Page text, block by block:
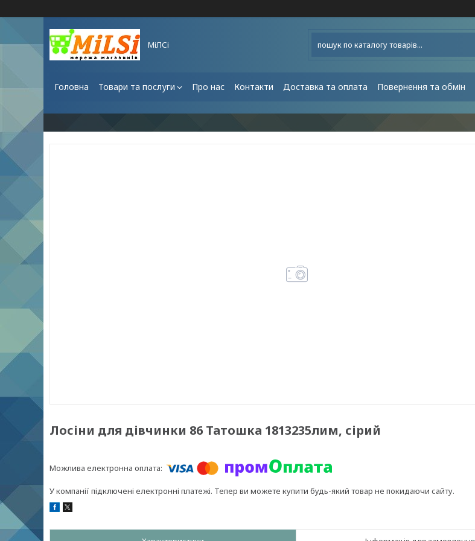
МіЛСі
Головна Товари та послуги Про нас Контакти Доставка та оплата Повернення та обмін
Лосіни для дівчинки 86 Татошка 1813235лим, сірий
У компанії підключені електронні платежі. Тепер ви можете купити будь-який товар не покидаючи сайту.